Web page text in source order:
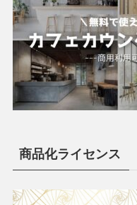
商品化ライセンス